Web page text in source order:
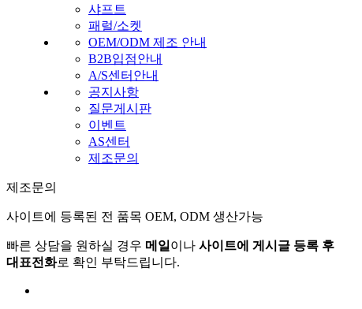
샤프트
패럴/소켓
OEM/ODM 제조 안내
B2B입점안내
A/S센터안내
공지사항
질문게시판
이벤트
AS센터
제조문의
제조문의
사이트에 등록된 전 품목 OEM, ODM 생산가능
빠른 상담을 원하실 경우 메일 이나 사이트에 게시글 등록 후
대표전화로 확인 부탁드립니다.